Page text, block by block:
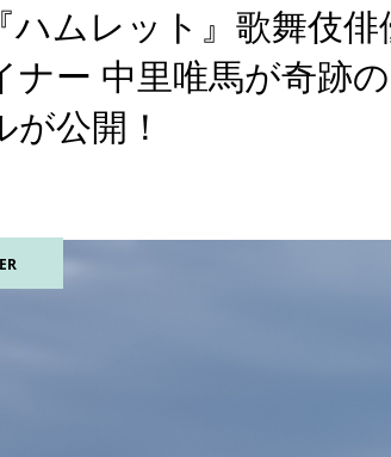
ハムレット』歌舞伎
ナー 中里唯馬が奇跡
が公開！